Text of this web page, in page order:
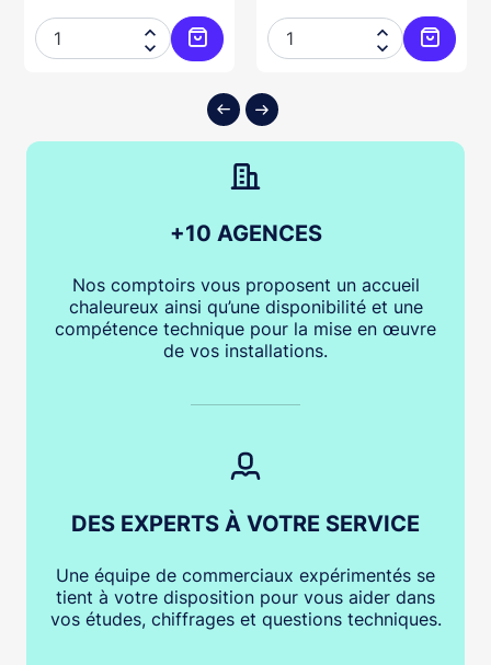
au panier


Ajouter au panier


+10 AGENCES
Nos comptoirs vous proposent un accueil
chaleureux ainsi qu’une disponibilité et une
compétence technique pour la mise en œuvre
de vos installations.
DES EXPERTS À VOTRE SERVICE
Une équipe de commerciaux expérimentés se
tient à votre disposition pour vous aider dans
vos études, chiffrages et questions techniques.